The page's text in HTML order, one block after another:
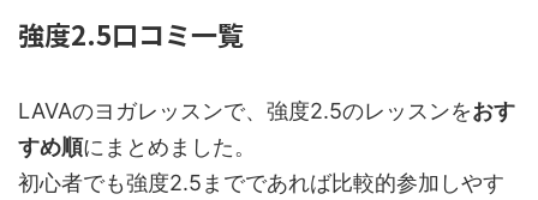
強度2.5口コミ一覧
LAVAのヨガレッスンで、強度2.5のレッスンをおす
すめ順にまとめました。
初心者でも強度2.5までであれば比較的参加しやす